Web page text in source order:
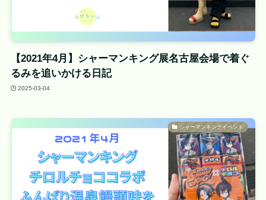
【2021年4月】シャーマンキング展名古屋会場で着ぐ
るみを追いかける日記
2025-03-04
シャーマンキングイベント